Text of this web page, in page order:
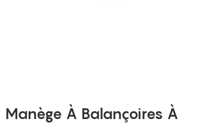
Manège À Balançoires À